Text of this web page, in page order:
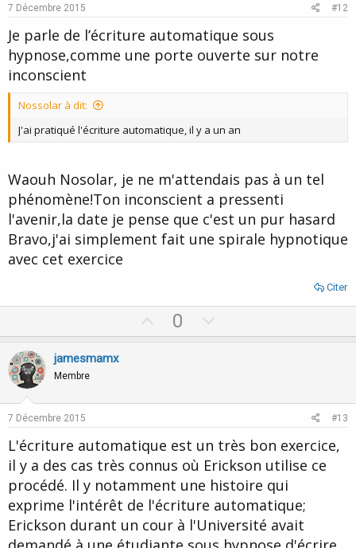
e
7 Décembre 2015 #12
Je parle de l’écriture automatique sous
hypnose,comme une porte ouverte sur notre
inconscient
Nossolar à dit:
J'ai pratiqué l'écriture automatique, il y a un an
Waouh Nosolar, je ne m'attendais pas à un tel
phénomène!Ton inconscient a pressenti
l'avenir,la date je pense que c'est un pur hasard
Bravo,j'ai simplement fait une spirale hypnotique
avec cet exercice
Citer
p
0
o
t
e
jamesmamx
Membre
7 Décembre 2015 #13
L'écriture automatique est un très bon exercice,
il y a des cas très connus où Erickson utilise ce
procédé. Il y notamment une histoire qui
exprime l'intérêt de l'écriture automatique;
Erickson durant un cour à l'Université avait